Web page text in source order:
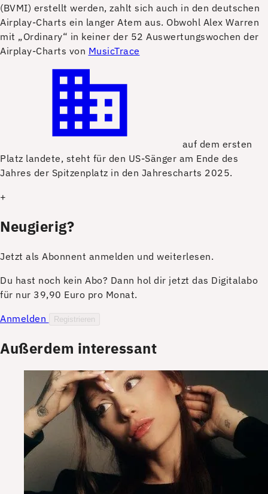
(BVMI) erstellt werden, zahlt sich auch in den deutschen
Airplay-Charts ein langer Atem aus. Obwohl Alex Warren
mit „Ordinary“ in keiner der 52 Auswertungswochen der
Airplay-Charts von MusicTrace
auf dem ersten
Platz landete, steht für den US-Sänger am Ende des
Jahres der Spitzenplatz in den Jahrescharts 2025.
+
Neugierig?
Jetzt als Abonnent anmelden und weiterlesen.
Du hast noch kein Abo? Dann hol dir jetzt das Digitalabo
für nur 39,90 Euro pro Monat.
Anmelden
Registrieren
Außerdem interessant